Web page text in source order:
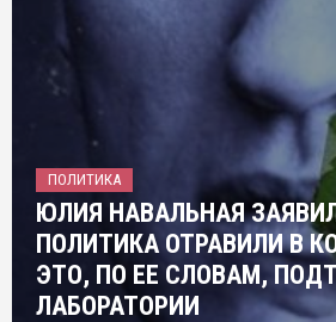
ПОЛИТИКА
ЮЛИЯ НАВАЛЬНАЯ
ПОЛИТИКА ОТРАВИЛИ В
ЭТО, ПО ЕЕ СЛОВАМ,
ЛАБОРАТОРИИ